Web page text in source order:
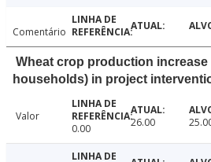
Comentário
Wheat crop production increase
households) in project
Valor
0.00
26.00